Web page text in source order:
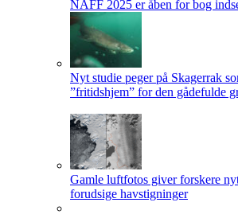
NAFF 2025 er åben for bog
Nyt studie peger på Skagerrak
”fritidshjem” for den gådefulde
Gamle luftfotos giver forskere
forudsige havstigninger